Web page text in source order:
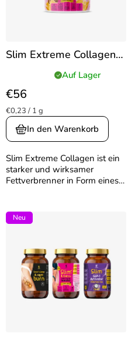
Slim Extreme Collagen
Kollagen-Drink 240 g
zur Fettverbrennung &
Hautstraffung
durchschnittliche
Produktbewertung
ist
5,0
von
Sternen.
Auf Lager
€56
Verkaufspreis:
€0,23 / 1 g
In den Warenkorb
Slim Extreme Collagen ist ein
starker und wirksamer
Fettverbrenner in Form eines
gleichzeitig die positiven
Wirkungen erstklassiger
Neu